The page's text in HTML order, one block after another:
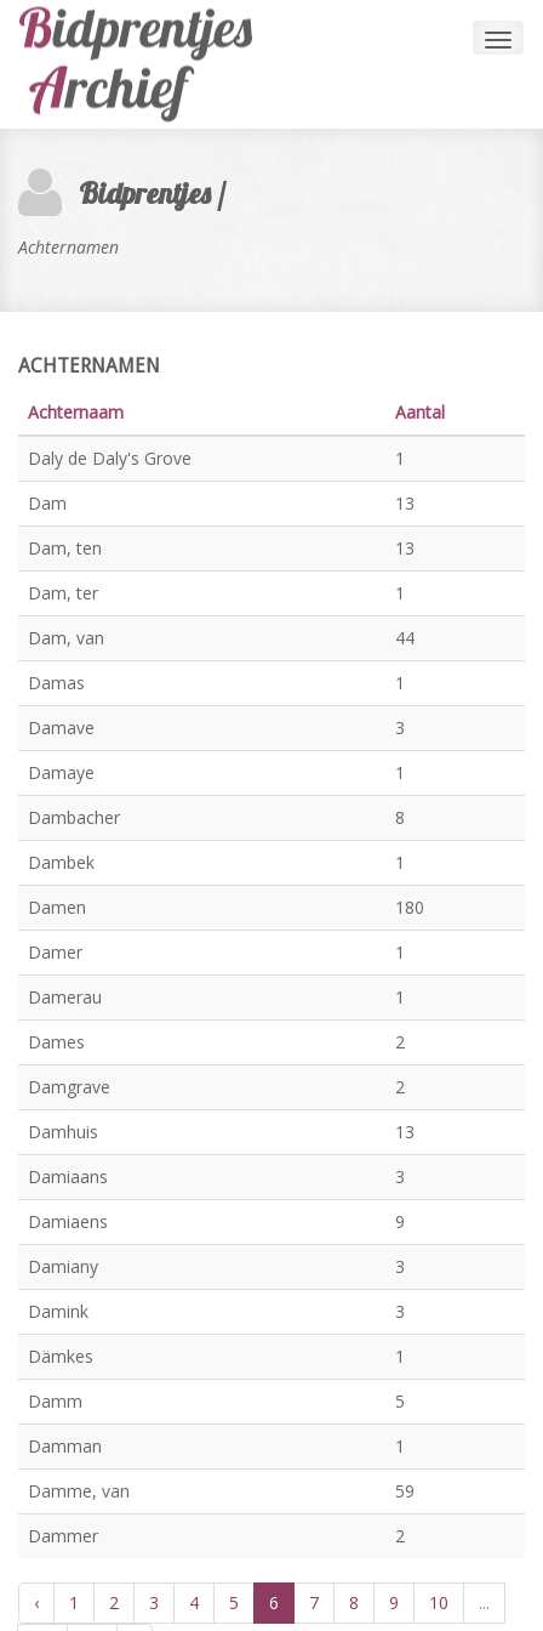
Bidprentjes /
Achternamen
ACHTERNAMEN
Achternaam
Aantal
Daly de Daly's Grove
1
Dam
13
Dam, ten
13
Dam, ter
1
Dam, van
44
Damas
1
Damave
3
Damaye
1
Dambacher
8
Dambek
1
Damen
180
Damer
1
Damerau
1
Dames
2
Damgrave
2
Damhuis
13
Damiaans
3
Damiaens
9
Damiany
3
Damink
3
Dämkes
1
Damm
5
Damman
1
Damme, van
59
Dammer
2
‹ 1 2 3 4 5 6 7 8 9 10 ...